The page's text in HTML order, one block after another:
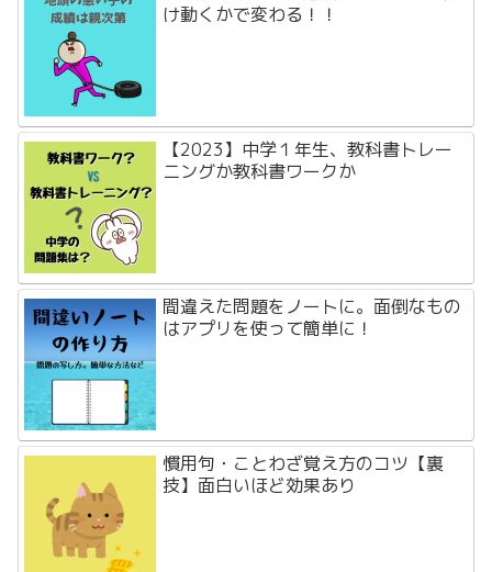
け動くかで変わる！！
【2023】中学１年生、教科書トレー
ニングか教科書ワークか
間違えた問題をノートに。面倒なもの
はアプリを使って簡単に！
慣用句・ことわざ覚え方のコツ【裏
技】面白いほど効果あり